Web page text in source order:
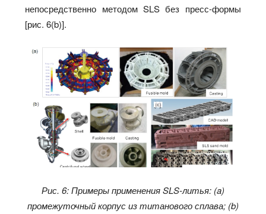
непосредственно методом SLS без пресс-формы
[рис. 6(b)].
Рис. 6: Примеры применения SLS-литья: (a)
промежуточный корпус из титанового сплава; (b)